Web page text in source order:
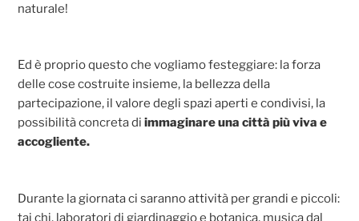
naturale!
Ed è proprio questo che vogliamo festeggiare: la forza
delle cose costruite insieme, la bellezza della
partecipazione, il valore degli spazi aperti e condivisi, la
possibilità concreta diimmaginare una città più viva e
accogliente.
Durante la giornata ci saranno attività per grandi e piccoli:
tai chi, laboratori di giardinaggio e botanica, musica dal